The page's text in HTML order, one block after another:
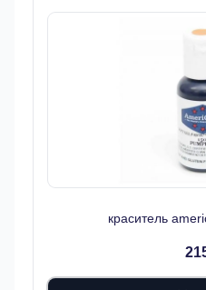
краситель